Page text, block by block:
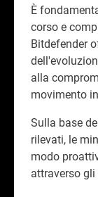
È
corso e
Bitdefender
alla
movimento
Sulla base
rilevati, le
modo
attraverso